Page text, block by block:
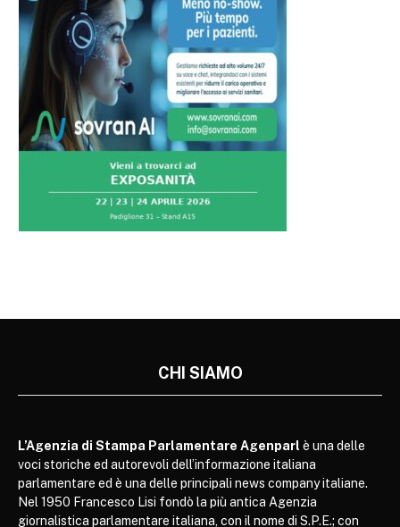
CHI SIAMO
L’Agenzia di Stampa Parlamentare Agenparl è una delle
voci storiche ed autorevoli dell’informazione italiana
parlamentare ed è una delle principali news company italiane.
Nel 1950 Francesco Lisi fondò la più antica Agenzia
giornalistica parlamentare italiana, con il nome di S.P.E.; con